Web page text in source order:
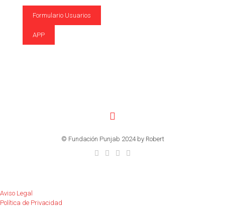
Formulario Usuarios
APP
© Fundación Punjab 2024 by Robert
Aviso Legal
Política de Privacidad